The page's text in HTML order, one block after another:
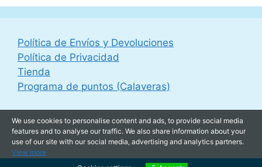
Política de Envíos y Devoluciones
Política de Privacidad
Tienda
Programa de puntos (Calaveras)
We use cookies to personalise content and ads, to provide social media
features and to analyse our traffic. We also share information about your
use of our site with our social media, advertising and analytics partners.
View more